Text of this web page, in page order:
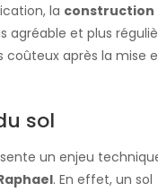
la construction
agréable et plus
après la mise
sol
un enjeu
. En effet, un sol